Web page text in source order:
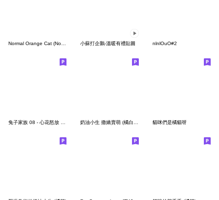
小蘇打企鵝-溫暖有禮貼圖 nlnlOuO#2
貓咪們是橘貓呀